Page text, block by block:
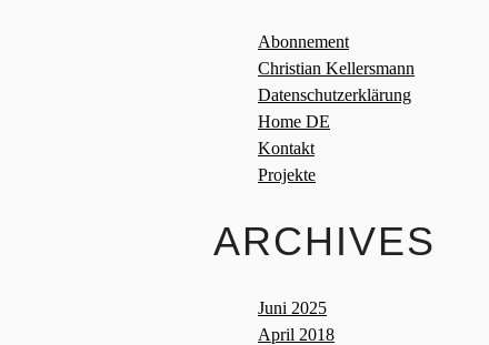
Abonnement
Christian Kellersmann
Datenschutzerklärung
Home DE
Kontakt
Projekte
ARCHIVES
Juni 2025
April 2018